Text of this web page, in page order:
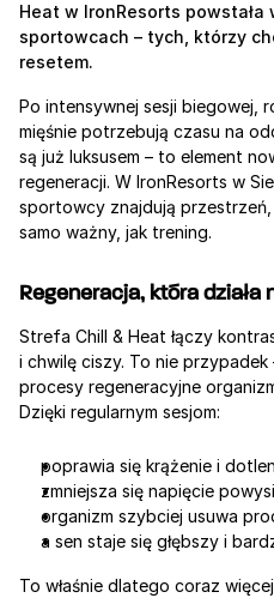
Heat w IronResorts powstała
sportowcach – tych, którzy
resetem.
Po intensywnej sesji biegowej,
mięśnie potrzebują czasu na
są już luksusem – to element
regeneracji. W IronResorts w
sportowcy znajdują
samo ważny, jak trening.
Regeneracja, która działa
Strefa Chill & Heat łączy
i chwilę ciszy. To nie
procesy regeneracyjne
Dzięki regularnym sesjom:
poprawia się krążenie i
zmniejsza się napięcie
organizm szybciej usuwa
a sen staje się głębszy i
To właśnie dlatego coraz